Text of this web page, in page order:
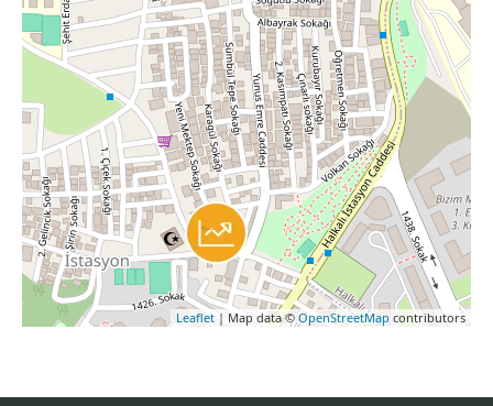
Leaflet | Map data ©OpenStreetMap contributors